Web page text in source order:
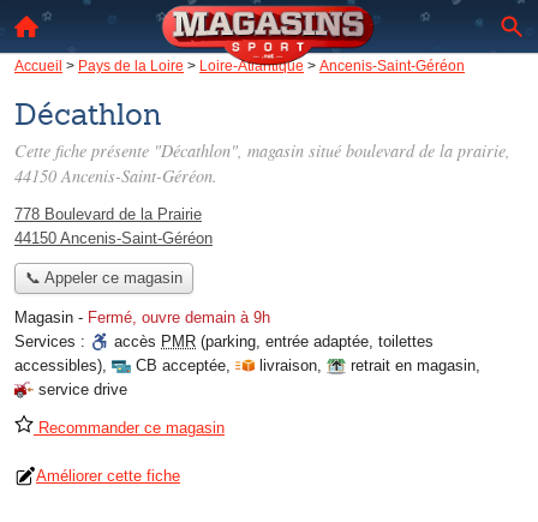
Accueil > Pays de la Loire > Loire-Atlantique > Ancenis-Saint-Géréon
Décathlon
Cette fiche présente "Décathlon", magasin situé boulevard de la prairie,
44150 Ancenis-Saint-Géréon.
778 Boulevard de la Prairie
44150 Ancenis-Saint-Géréon
📞 Appeler ce magasin
Magasin - Fermé, ouvre demain à 9h
Services :
accès PMR (parking, entrée adaptée, toilettes
accessibles), CB acceptée, livraison, retrait en magasin,
service drive
Recommander ce magasin
Améliorer cette fiche